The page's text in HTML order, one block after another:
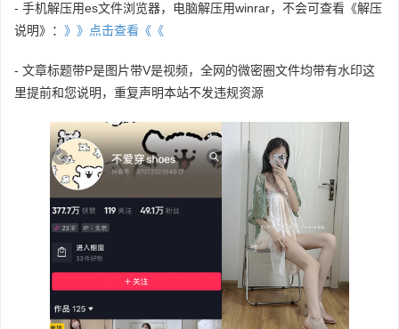
- 手机解压用es文件浏览器，电脑解压用winrar，不会可查看《解压
说明》： 》》点击查看《《
- 文章标题带P是图片带V是视频，全网的微密圈文件均带有水印这
里提前和您说明，重复声明本站不发违规资源